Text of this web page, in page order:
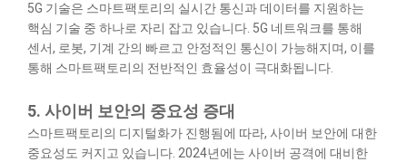
5G 기술은 스마트팩토리의 실시간 통신과 데이터를 지원하는
핵심 기술 중 하나로 자리 잡고 있습니다. 5G 네트워크를 통해
센서, 로봇, 기계 간의 빠르고 안정적인 통신이 가능해지며, 이를
통해 스마트팩토리의 전반적인 효율성이 극대화됩니다.
5. 사이버 보안의 중요성 증대
스마트팩토리의 디지털화가 진행됨에 따라, 사이버 보안에 대한
중요성도 커지고 있습니다. 2024년에는 사이버 공격에 대비한